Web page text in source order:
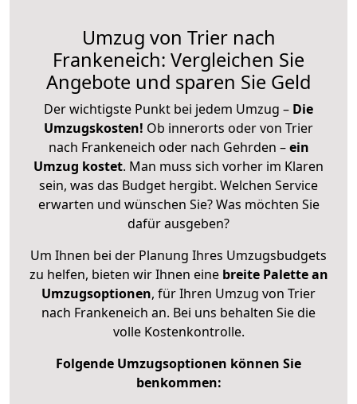
Umzug von Trier nach
Frankeneich: Vergleichen Sie
Angebote und sparen Sie Geld
Der wichtigste Punkt bei jedem Umzug – Die
Umzugskosten! Ob innerorts oder von Trier
nach Frankeneich oder nach Gehrden –ein
Umzug kostet. Man muss sich vorher im Klaren
sein, was das Budget hergibt. Welchen Service
erwarten und wünschen Sie? Was möchten Sie
dafür ausgeben?
Um Ihnen bei der Planung Ihres Umzugsbudgets
zu helfen, bieten wir Ihnen eine breite Palette an
Umzugsoptionen, für Ihren Umzug von Trier
nach Frankeneich an. Bei uns behalten Sie die
volle Kostenkontrolle.
Folgende Umzugsoptionen können Sie
benkommen: